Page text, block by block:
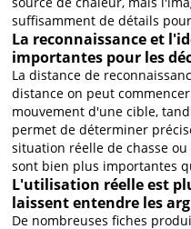
suffisamment de détails
La reconnaissance et
importantes pour les
La distance de
distance on peut
mouvement d'une cible,
permet de déterminer
situation réelle de chasse
sont bien plus importantes
L'utilisation réelle est
laissent entendre les
De nombreuses fiches